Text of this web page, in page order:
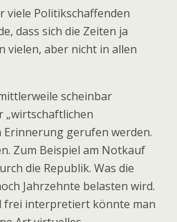
viele Politikschaffenden
dass sich die Zeiten ja
vielen, aber nicht in allen
scheinbar
„wirtschaftlichen
Erinnerung gerufen werden.
Zum Beispiel am Notkauf
die Republik. Was die
Jahrzehnte belasten wird.
frei interpretiert könnte man